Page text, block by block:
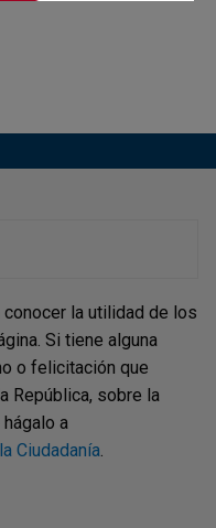
contracción. La
Desempeño
Colombia
la utilidad de los
Si tiene alguna
o felicitación que
República, sobre la
a
Ciudadanía.